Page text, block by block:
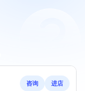
咨询 进店